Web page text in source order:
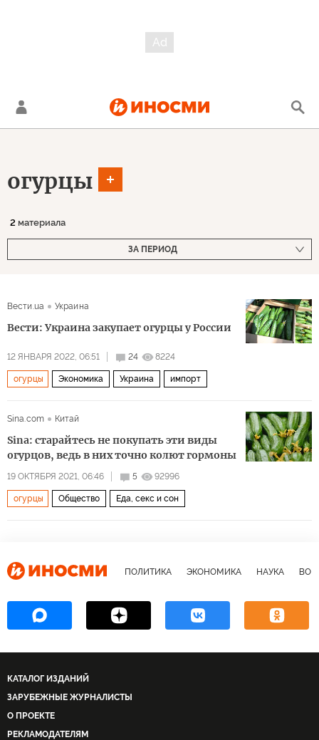
огурцы
2 материала
ЗА ПЕРИОД
Вести.ua Украина
Вести: Украина закупает огурцы у России
12 ЯНВАРЯ 2022, 06:51 24 8224
огурцы Экономика Украина импорт
Sina.com Китай
Sina: старайтесь не покупать эти виды
огурцов, ведь в них точно колют гормоны
19 ОКТЯБРЯ 2021, 06:46 5 92996
огурцы Общество Еда, секс и сон
ПОЛИТИКА ЭКОНОМИКА НАУКА
КАТАЛОГ ИЗДАНИЙ
ЗАРУБЕЖНЫЕ ЖУРНАЛИСТЫ
О ПРОЕКТЕ
РЕКЛАМОДАТЕЛЯМ